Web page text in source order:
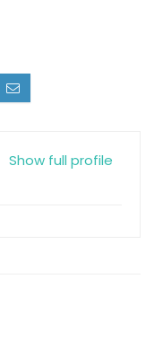
Show full profile